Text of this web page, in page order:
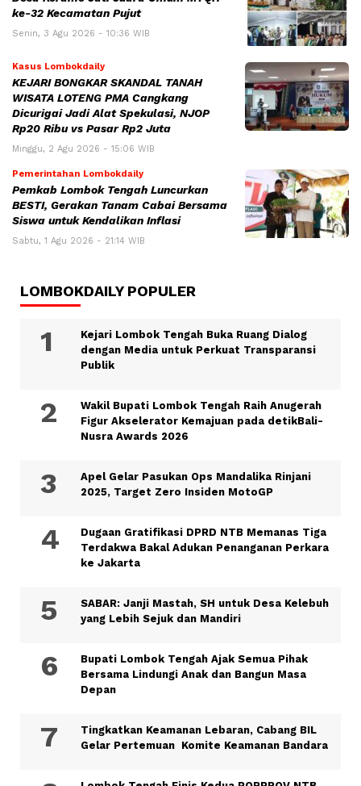
ke-32 Kecamatan Pujut
Senin, 3 Agu 2026 - 10:36 WIB
Kasus Lombokdaily
KEJARI BONGKAR SKANDAL TANAH
WISATA LOTENG PMA Cangkang
Dicurigai Jadi Alat Spekulasi, NJOP
Rp20 Ribu vs Pasar Rp2 Juta
Minggu, 2 Agu 2026 - 15:06 WIB
Pemerintahan Lombokdaily
Pemkab Lombok Tengah Luncurkan
BESTI, Gerakan Tanam Cabai Bersama
Siswa untuk Kendalikan Inflasi
Sabtu, 1 Agu 2026 - 21:14 WIB
LOMBOKDAILY POPULER
Kejari Lombok Tengah Buka Ruang Dialog
dengan Media untuk Perkuat Transparansi
Publik
Wakil Bupati Lombok Tengah Raih Anugerah
Figur Akselerator Kemajuan pada detikBali-
Nusra Awards 2026
Apel Gelar Pasukan Ops Mandalika Rinjani
2025, Target Zero Insiden MotoGP
Dugaan Gratifikasi DPRD NTB Memanas Tiga
Terdakwa Bakal Adukan Penanganan Perkara
ke Jakarta
SABAR: Janji Mastah, SH untuk Desa Kelebuh
yang Lebih Sejuk dan Mandiri
Bupati Lombok Tengah Ajak Semua Pihak
Bersama Lindungi Anak dan Bangun Masa
Depan
Tingkatkan Keamanan Lebaran, Cabang BIL
Gelar Pertemuan Komite Keamanan Bandara